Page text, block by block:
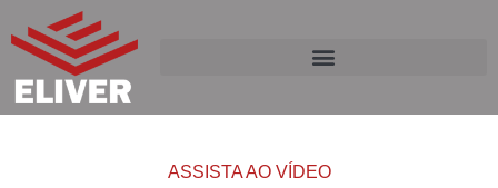
ASSISTA AO VÍDEO